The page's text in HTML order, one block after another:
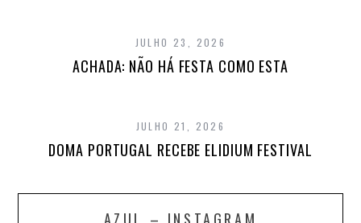
JULHO 23, 2026
ACHADA: NÃO HÁ FESTA COMO ESTA
JULHO 21, 2026
DOMA PORTUGAL RECEBE ELIDIUM FESTIVAL